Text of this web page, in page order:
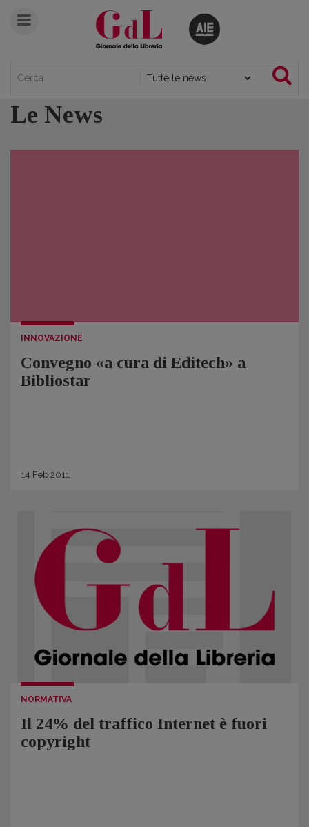
Le News
INNOVAZIONE
Convegno «a cura di Editech» a
Bibliostar
14 Feb 2011
NORMATIVA
Il 24% del traffico Internet è fuori
copyright